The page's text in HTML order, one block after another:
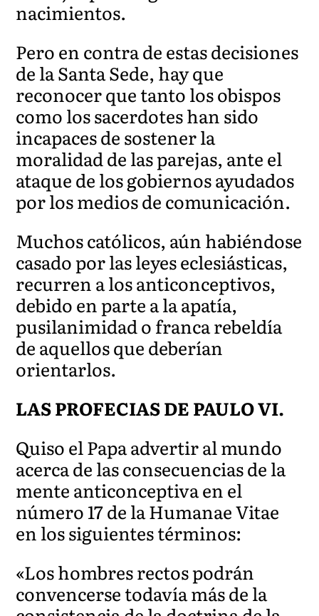
nacimientos.
Pero en contra de estas decisiones
de la Santa Sede, hay que
reconocer que tanto los obispos
como los sacerdotes han sido
incapaces de sostener la
moralidad de las parejas, ante el
ataque de los gobiernos ayudados
por los medios de comunicación.
Muchos católicos, aún habiéndose
casado por las leyes eclesiásticas,
recurren a los anticonceptivos,
debido en parte a la apatía,
pusilanimidad o franca rebeldía
de aquellos que deberían
orientarlos.
LAS PROFECIAS DE PAULO VI.
Quiso el Papa advertir al mundo
acerca de las consecuencias de la
mente anticonceptiva en el
número 17 de la Humanae Vitae
en los siguientes términos:
«Los hombres rectos podrán
convencerse todavía más de la